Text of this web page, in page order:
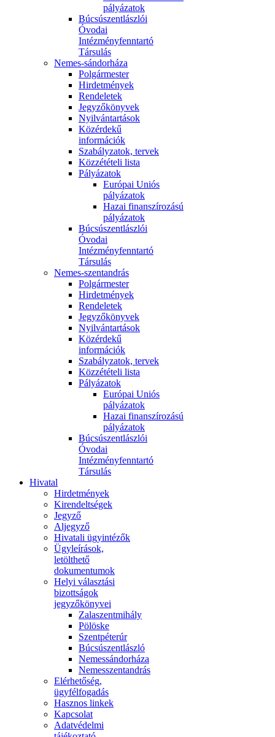
pályázatok
Búcsúszentlászlói
Óvodai
Intézményfenntartó
Társulás
Nemes-sándorháza
Polgármester
Hirdetmények
Rendeletek
Jegyzőkönyvek
Nyilvántartások
Közérdekű
információk
Szabályzatok, tervek
Közzétételi lista
Pályázatok
Európai Uniós
pályázatok
Hazai finanszírozású
pályázatok
Búcsúszentlászlói
Óvodai
Intézményfenntartó
Társulás
Nemes-szentandrás
Polgármester
Hirdetmények
Rendeletek
Jegyzőkönyvek
Nyilvántartások
Közérdekű
információk
Szabályzatok, tervek
Közzétételi lista
Pályázatok
Európai Uniós
pályázatok
Hazai finanszírozású
pályázatok
Búcsúszentlászlói
Óvodai
Intézményfenntartó
Társulás
Hivatal
Hirdetmények
Kirendeltségek
Jegyző
Aljegyző
Hivatali ügyintézők
Ügyleírások,
letölthető
dokumentumok
Helyi választási
bizottságok
jegyzőkönyvei
Zalaszentmihály
Pölöske
Szentpéterúr
Búcsúszentlászló
Nemessándorháza
Nemesszentandrás
Elérhetőség,
ügyfélfogadás
Hasznos linkek
Kapcsolat
Adatvédelmi